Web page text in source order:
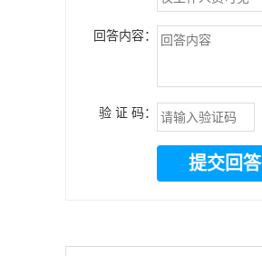
回答内容：
验 证 码：
提交回答